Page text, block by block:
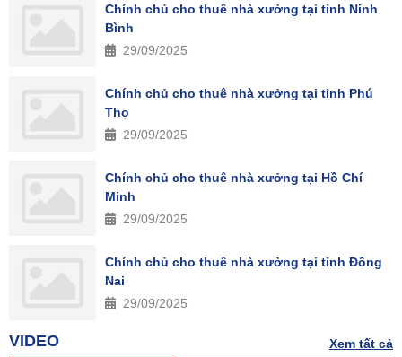
Chính chủ cho thuê nhà xưởng tại tỉnh Ninh
Bình
29/09/2025
Chính chủ cho thuê nhà xưởng tại tỉnh Phú
Thọ
29/09/2025
Chính chủ cho thuê nhà xưởng tại Hồ Chí
Minh
29/09/2025
Chính chủ cho thuê nhà xưởng tại tỉnh Đồng
Nai
29/09/2025
VIDEO Xem tất cả